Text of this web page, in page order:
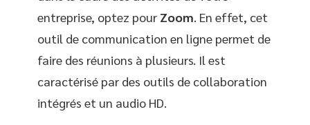
entreprise, optez pour Zoom. En effet, cet
outil de communication en ligne permet de
faire des réunions à plusieurs. Il est
caractérisé par des outils de collaboration
intégrés et un audio HD.